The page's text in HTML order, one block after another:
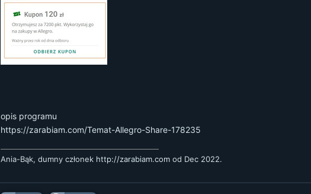
opis programu
https://zarabiam.com/Temat-Allegro-Share-178235
Ania-Bąk, dumny członek http://zarabiam.com od Dec 2022.